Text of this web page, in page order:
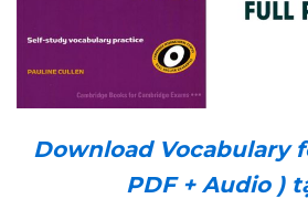
Download Vocabulary
PDF + Audio )